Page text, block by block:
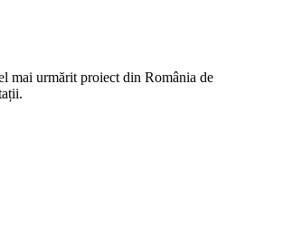
mai urmărit proiect din România de